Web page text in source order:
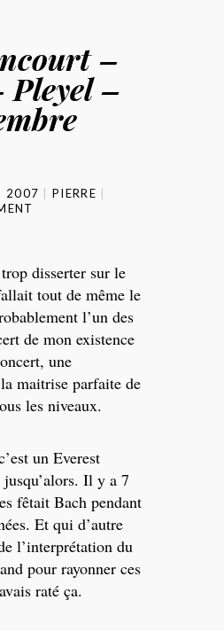
–
Pleyel –
2007
PIERRE
disserter sur le
tout de même le
l’un des
de mon existence
une
maitrise parfaite de
les niveaux.
un Everest
Il y a 7
fêtait Bach pendant
Et qui d’autre
l’interprétation du
pour rayonner ces
raté ça.